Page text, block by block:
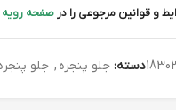
و قوانین مرجوعی را در صفحه رویه
دسته: جلو پنجره , جلو